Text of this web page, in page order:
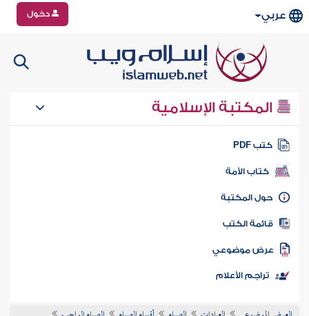
عربي دخول
المكتبة الإسلامية
كتب PDF
كتاب الأمة
المكتبة
الكتب
موضوعي
تراجم الأعلام